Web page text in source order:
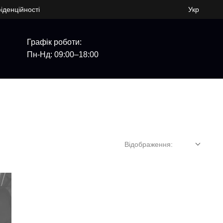
Укр
Графік роботи:
Пн-Нд: 09:00–18:00
Відображення: